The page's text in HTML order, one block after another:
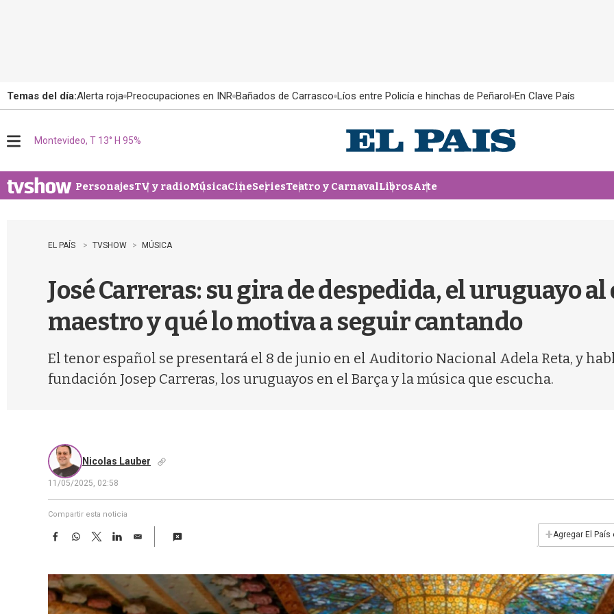
Temas del día:Alerta roja Preocupaciones en INR Bañados de Carrasco Líos entre Policía e hinchas de Peñarol En Clave País
u
Montevideo, T 13° H 95%
PersonajesTV y radioMúsicaCineSeriesTeatro y CarnavalLibrosArte
EL PAÍS TVSHOW MÚSICA
José Carreras: su gira de despedida, el uruguayo
maestro y qué lo motiva a seguir cantando
El tenor español se presentará el 8 de junio en el Auditorio Nacional Adela Reta, y
fundación Josep Carreras, los uruguayos en el Barça y la música que escucha.
Nicolas Lauber
11/05/2025, 02:58
Compartir esta noticia
F
e
b
o
W
t
s
A
T
w
t
t
e
L
k
e
d
E
i
+Agregar El País